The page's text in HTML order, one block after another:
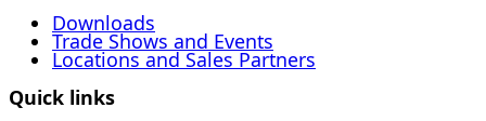
Downloads
Trade Shows and Events
Locations and Sales Partners
Quick links